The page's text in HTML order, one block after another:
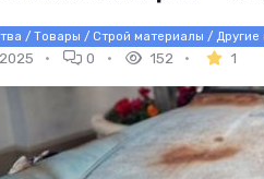
/ Товары / Строй материалы / Другие
0 152 1